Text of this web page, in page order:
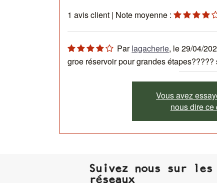
1 avis client | Note moyenne :
Parlagacherie, le29/04/
groe réservoir pour grandes
Vous avez
nous dire ce
Suivez nous sur les
réseaux